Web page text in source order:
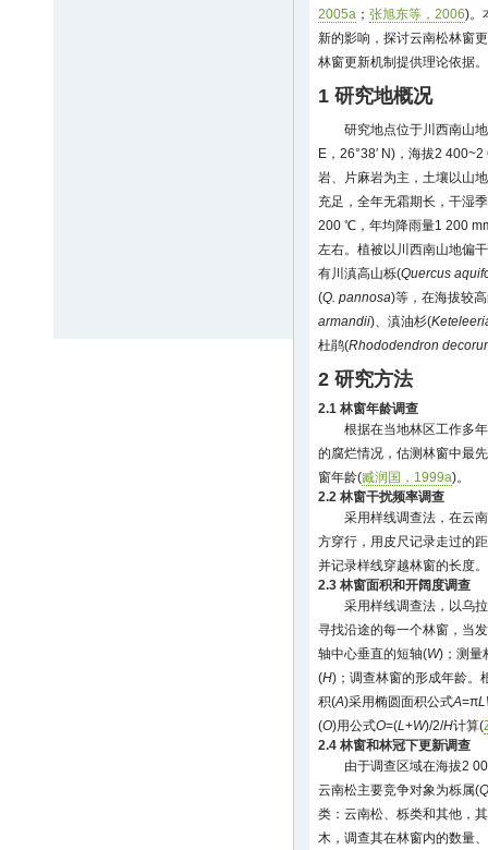
2005a ； 张旭东等，2006)。
新的影响，探讨云南松林窗
林窗更新机制提供理论依据。
1 研究地概况
研究地点位于川西南山
E，26°38′ N)，海拔2
岩、片麻岩为主，土壤以山
充足，全年无霜期长，干湿
200 ℃，年均降雨量1 200
左右。植被以川西南山地偏
有川滇高山栎(Quercus
(Q. pannosa)等，在海拔较
armandii)、滇油杉(
杜鹃(Rhododendron
2 研究方法
2.1 林窗年龄调查
根据在当地林区工作多
的腐烂情况，估测林窗中最
窗年龄(臧润国，1999a)。
2.2 林窗干扰频率调查
采用样线调查法，在云
方穿行，用皮尺记录走过的
并记录样线穿越林窗的长度。
2.3 林窗面积和开阔度调查
采用样线调查法，以乌
寻找沿途的每一个林窗，当
轴中心垂直的短轴(W)；测量
(H)；调查林窗的形成年龄。
积(A)采用椭圆面积公式A=π
(O)用公式O=(L+W)/2/H计算(
2.4 林窗和林冠下更新调查
由于调查区域在海拔2
云南松主要竞争对象为栎属(
类：云南松、栎类和其他，
木，调查其在林窗内的数量